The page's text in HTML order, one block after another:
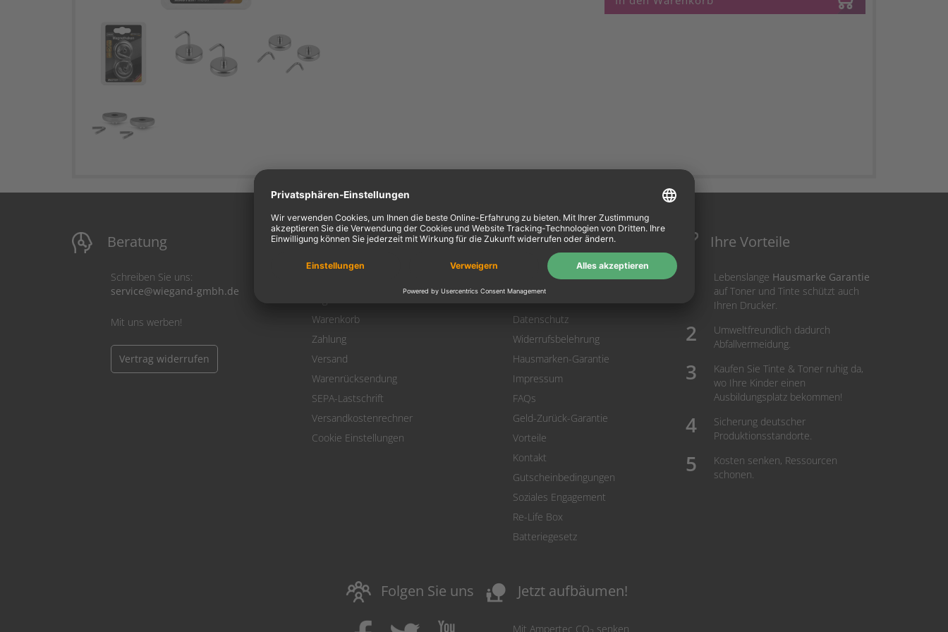
Beratung
Schreiben Sie uns:
service@wiegand-gmbh.de
Mit uns werben!
Vertrag widerrufen
Mein Konto
Warenkorb
Zahlung
Versand
Warenrücksendung
SEPA-Lastschrift
Versandkostenrechner
Cookie Einstellungen
Information
Über uns
AGB
Datenschutz
Widerrufsbelehrung
Hausmarken-Garantie
Impressum
FAQs
Geld-Zurück-Garantie
Vorteile
Kontakt
Gutscheinbedingungen
Soziales Engagement
Re-Life Box
Batteriegesetz
Ihre Vorteile
Lebenslange Hausmarke Garantie
auf Toner und Tinte schützt auch
Ihren Drucker.
Umweltfreundlich dadurch
Abfallvermeidung.
Kaufen Sie Tinte & Toner ruhig da,
wo Ihre Kinder einen
Ausbildungsplatz bekommen!
Sicherung deutscher
Produktionsstandorte.
Kosten senken, Ressourcen
schonen.
Folgen Sie uns nature_people Jetzt aufbäumen!
Mit Ampertec CO senken